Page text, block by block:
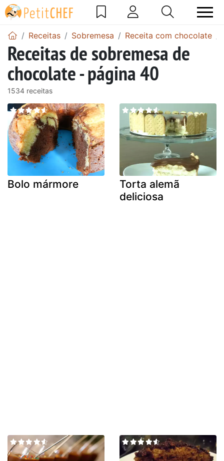
Receitas Sobremesa Receita com chocolate
Receitas de sobremesa de
chocolate - página 40
1534 receitas
Bolo mármore
Torta alemã
deliciosa